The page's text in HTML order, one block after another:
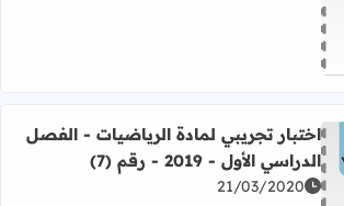
اختبار تجريبي لمادة الرياضيات - الفصل
الدراسي الأول - 2019 - رقم (7)
21/03/2020